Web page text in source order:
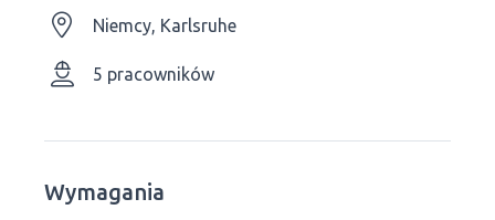
Niemcy, Karlsruhe
5 pracowników
Wymagania